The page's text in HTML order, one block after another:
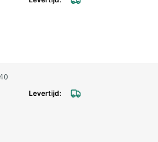
23 buitendraad 1/8" x30mm
23 buitendraad 1/4" x30mm